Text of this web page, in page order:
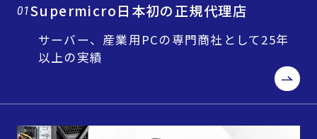
01Supermicro日本初の正規代理店
サーバー、産業用PCの専門商社として25年
以上の実績